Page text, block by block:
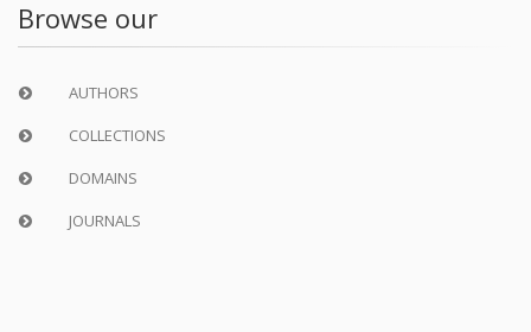
Browse our
AUTHORS
COLLECTIONS
DOMAINS
JOURNALS